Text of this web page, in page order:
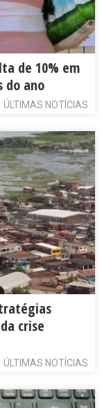
de 10% em
do ano
ÚLTIMAS NOTÍCIAS
crise
ÚLTIMAS NOTÍCIAS